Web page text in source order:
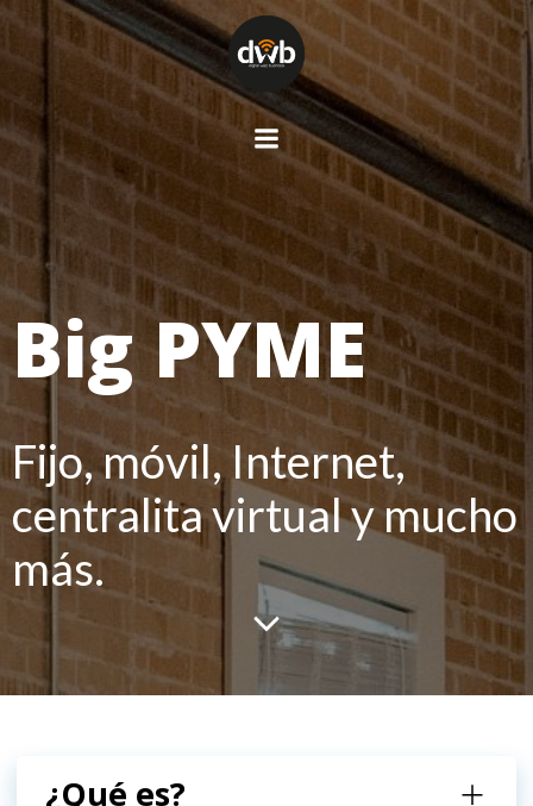
Saltar
al
contenido
Big PYME
Fijo, móvil, Internet,
centralita virtual y mucho
más.
¿Qué es?